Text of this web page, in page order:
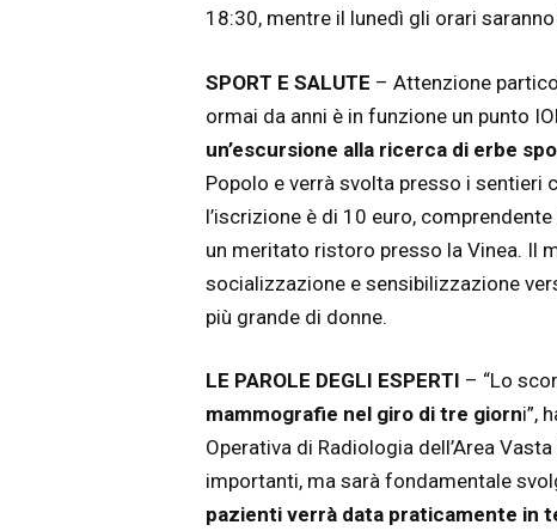
18:30, mentre il lunedì gli orari
SPORT E SALUTE – Attenzione
ormai da anni è in funzione un punto
un’escursione alla ricerca di erbe
Popolo e verrà svolta presso i sentieri
l’iscrizione è di 10 euro,
un meritato ristoro presso la Vinea. Il
socializzazione e sensibilizzazione
più grande di donne.
LE PAROLE DEGLI ESPERTI – “Lo
mammografie nel giro di tre giorni”,
Operativa di Radiologia dell’Area
importanti, ma sarà fondamentale
pazienti verrà data praticamente in